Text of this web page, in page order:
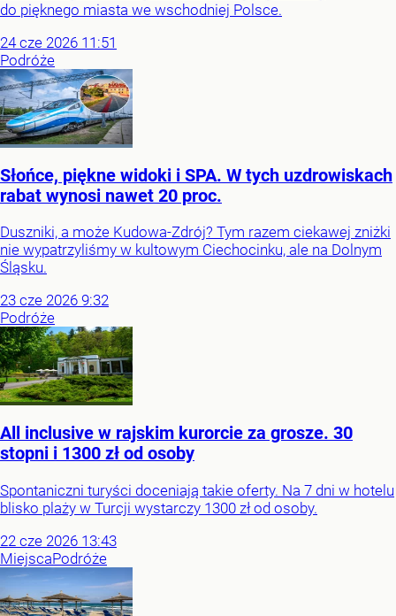
do pięknego miasta we wschodniej Polsce.
24 cze 2026 11:51
Podróże
Słońce, piękne widoki i SPA. W tych uzdrowiskach
rabat wynosi nawet 20 proc.
Duszniki, a może Kudowa-Zdrój? Tym razem ciekawej zniżki
nie wypatrzyliśmy w kultowym Ciechocinku, ale na Dolnym
Śląsku.
23 cze 2026 9:32
Podróże
All inclusive w rajskim kurorcie za grosze. 30
stopni i 1300 zł od osoby
Spontaniczni turyści doceniają takie oferty. Na 7 dni w hotelu
blisko plaży w Turcji wystarczy 1300 zł od osoby.
22 cze 2026 13:43
MiejscaPodróże